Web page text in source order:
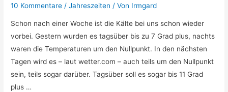
10 Kommentare /Jahreszeiten / Von Irmgard
Schon nach einer Woche ist die Kälte bei uns schon wieder
vorbei. Gestern wurden es tagsüber bis zu 7 Grad plus, nachts
waren die Temperaturen um den Nullpunkt. In den nächsten
Tagen wird es – laut wetter.com – auch teils um den Nullpunkt
sein, teils sogar darüber. Tagsüber soll es sogar bis 11 Grad
plus …